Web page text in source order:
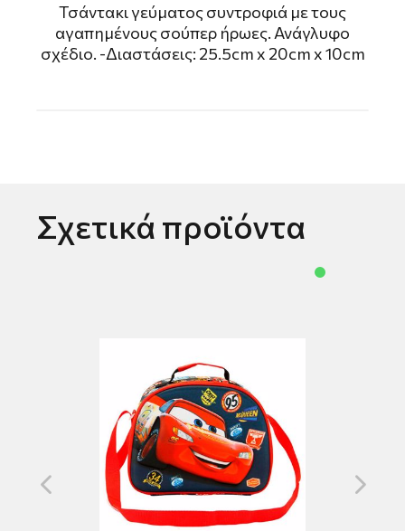
Τσάντακι γεύματος συντροφιά με τους
αγαπημένους σούπερ ήρωες. Ανάγλυφο
σχέδιο. -Διαστάσεις: 25.5cm x 20cm x 10cm
Σχετικά προϊόντα